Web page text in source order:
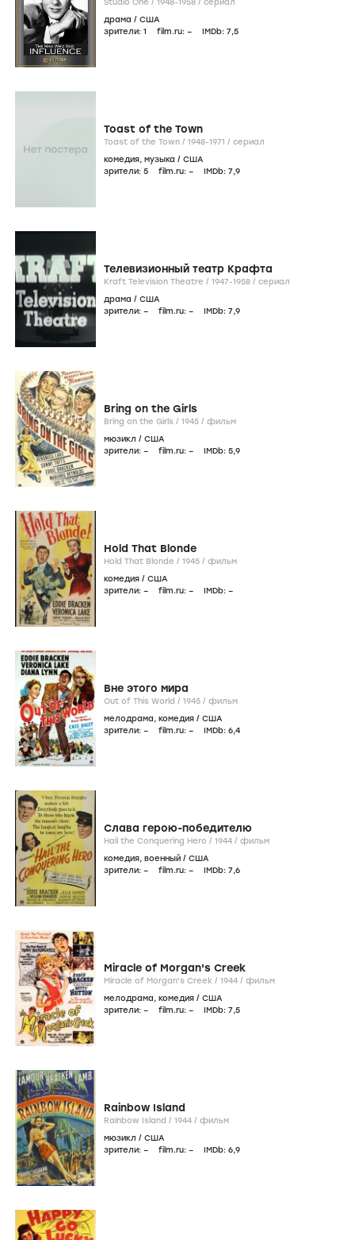
драма / США
зрители: 1 film.ru: – IMDb: 7,5
Toast of the Town
Toast of the Town / 1948-1971 / сериал
комедия, музыка / США
зрители: 5 film.ru: – IMDb: 7,9
Телевизионный театр Крафта
Kraft Television Theatre / 1947-1958 / сериал
драма / США
зрители: – film.ru: – IMDb: 7,9
Bring on the Girls
Bring on the Girls / 1945 / фильм
мюзикл / США
зрители: – film.ru: – IMDb: 5,9
Hold That Blonde
Hold That Blonde / 1945 / фильм
комедия / США
зрители: – film.ru: – IMDb: –
Вне этого мира
Out of This World / 1945 / фильм
мелодрама, комедия / США
зрители: – film.ru: – IMDb: 6,4
Слава герою-победителю
Hail the Conquering Hero / 1944 / фильм
комедия, военный / США
зрители: – film.ru: – IMDb: 7,6
Miracle of Morgan's Creek
Miracle of Morgan's Creek / 1944 / фильм
мелодрама, комедия / США
зрители: – film.ru: – IMDb: 7,5
Rainbow Island
Rainbow Island / 1944 / фильм
мюзикл / США
зрители: – film.ru: – IMDb: 6,9